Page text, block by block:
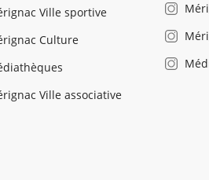
Ville sportive
Culture
Ville associative